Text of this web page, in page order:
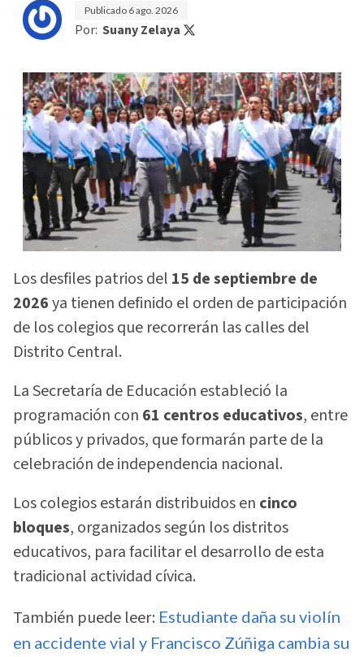
Publicado 6 ago. 2026
Por: Suany Zelaya
Los desfiles patrios del 15 de septiembre de
2026ya tienen definido el orden de participación
de los colegios que recorrerán las calles del
Distrito Central.
La Secretaría de Educación estableció la
programación con 61 centros educativos, entre
públicos y privados, que formarán parte de la
celebración de independencia nacional.
Los colegios estarán distribuidos en cinco
bloques, organizados según los distritos
educativos, para facilitar el desarrollo de esta
tradicional actividad cívica.
También puede leer: Estudiante daña su violín
en accidente vial y Francisco Zúñiga cambia su